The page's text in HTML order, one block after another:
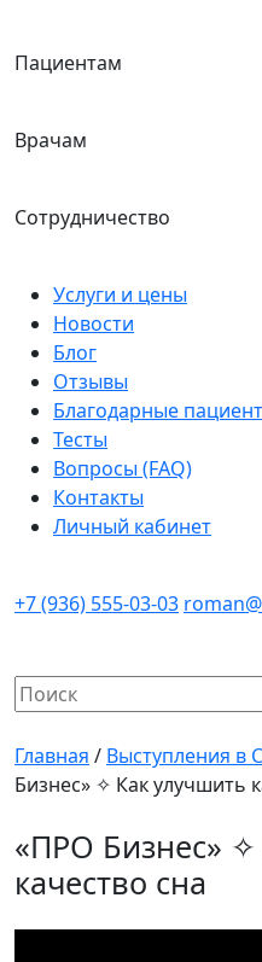
Пациентам
Врачам
Сотрудничество
Услуги и цены
Новости
Блог
Отзывы
Благодарные
Тесты
Вопросы (FAQ)
Контакты
Личный кабинет
+7 (936) 555-03-03
Найти:
Главная / Выступления в
Бизнес» ✧ Как улучшить
«ПРО Бизнес»
качество сна